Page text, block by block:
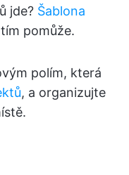
jde? Šablona
pomůže.
polím, která
, a organizujte